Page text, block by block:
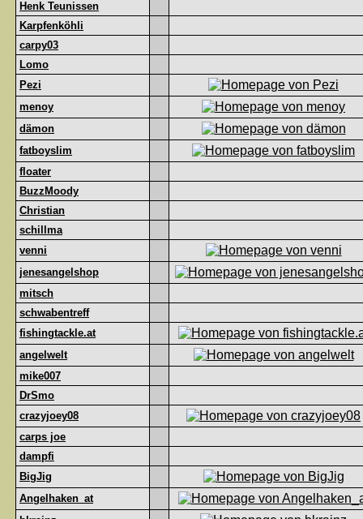
Henk Teunissen
Karpfenköhli
carpy03
Lomo
Pezi
menoy
dämon
fatboyslim
floater
BuzzMoody
Christian
schillma
venni
jenesangelshop
mitsch
schwabentreff
fishingtackle.at
angelwelt
mike007
DrSmo
crazyjoey08
carps joe
dampfi
BigJig
Angelhaken_at